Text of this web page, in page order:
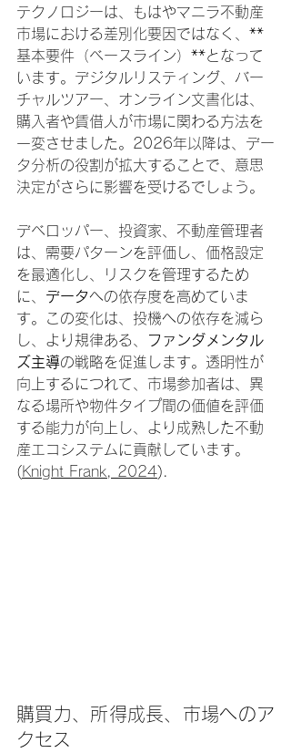
テクノロジーは、もはやマニラ不動産
市場における差別化要因ではなく、**
基本要件（ベースライン）**となって
います。デジタルリスティング、バー
チャルツアー、オンライン文書化は、
購入者や賃借人が市場に関わる方法を
一変させました。2026年以降は、デー
タ分析の役割が拡大することで、意思
決定がさらに影響を受けるでしょう。
デベロッパー、投資家、不動産管理者
は、需要パターンを評価し、価格設定
を最適化し、リスクを管理するため
に、 データへの依存度を高めていま
す。この変化は、投機への依存を減ら
し、より規律ある、
ファンダメンタル
ズ主導の戦略を促進します。透明性が
向上するにつれて、市場参加者は、異
なる場所や物件タイプ間の価値を評価
する能力が向上し、より成熟した不動
産エコシステムに貢献しています。
(Knight Frank, 2024).
購買力、所得成長、市場へのア
クセス